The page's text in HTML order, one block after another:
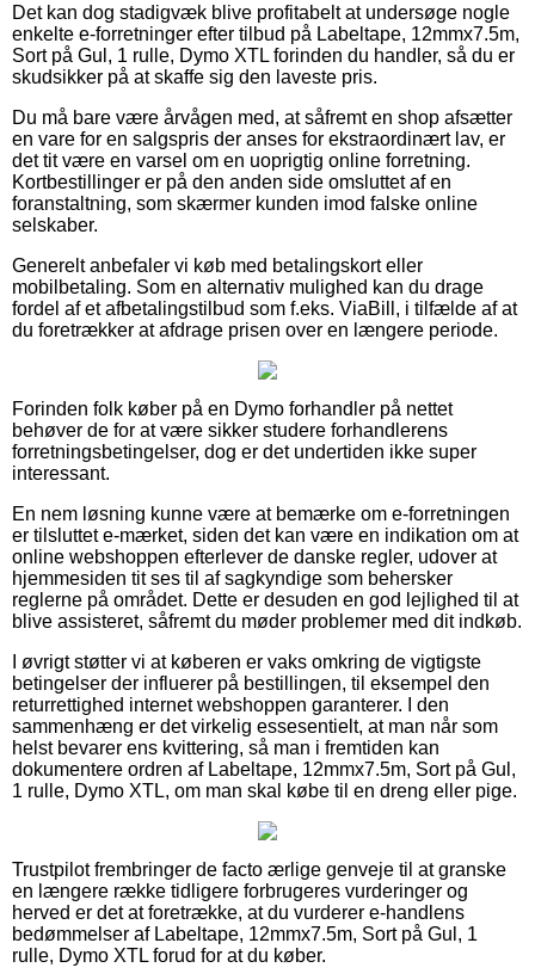
Det kan dog stadigvæk blive profitabelt at undersøge nogle
enkelte e-forretninger efter tilbud på Labeltape, 12mmx7.5m,
Sort på Gul, 1 rulle, Dymo XTL forinden du handler, så du er
skudsikker på at skaffe sig den laveste pris.
Du må bare være årvågen med, at såfremt en shop afsætter
en vare for en salgspris der anses for ekstraordinært lav, er
det tit være en varsel om en uoprigtig online forretning.
Kortbestillinger er på den anden side omsluttet af en
foranstaltning, som skærmer kunden imod falske online
selskaber.
Generelt anbefaler vi køb med betalingskort eller
mobilbetaling. Som en alternativ mulighed kan du drage
fordel af et afbetalingstilbud som f.eks. ViaBill, i tilfælde af at
du foretrækker at afdrage prisen over en længere periode.
Forinden folk køber på en Dymo forhandler på nettet
behøver de for at være sikker studere forhandlerens
forretningsbetingelser, dog er det undertiden ikke super
interessant.
En nem løsning kunne være at bemærke om e-forretningen
er tilsluttet e-mærket, siden det kan være en indikation om at
online webshoppen efterlever de danske regler, udover at
hjemmesiden tit ses til af sagkyndige som behersker
reglerne på området. Dette er desuden en god lejlighed til at
blive assisteret, såfremt du møder problemer med dit indkøb.
I øvrigt støtter vi at køberen er vaks omkring de vigtigste
betingelser der influerer på bestillingen, til eksempel den
returrettighed internet webshoppen garanterer. I den
sammenhæng er det virkelig essesentielt, at man når som
helst bevarer ens kvittering, så man i fremtiden kan
dokumentere ordren af Labeltape, 12mmx7.5m, Sort på Gul,
1 rulle, Dymo XTL, om man skal købe til en dreng eller pige.
Trustpilot frembringer de facto ærlige genveje til at granske
en længere række tidligere forbrugeres vurderinger og
herved er det at foretrække, at du vurderer e-handlens
bedømmelser af Labeltape, 12mmx7.5m, Sort på Gul, 1
rulle, Dymo XTL forud for at du køber.